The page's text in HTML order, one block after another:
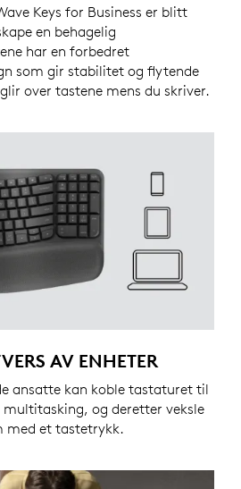
Keys for Business er blitt
med Logitech Wave
en behagelig
har en forbedret
som gir stabilitet og flytende
over tastene mens du skriver.
AV ENHETER
ansatte kan koble tastaturet til
og deretter veksle
med et tastetrykk.